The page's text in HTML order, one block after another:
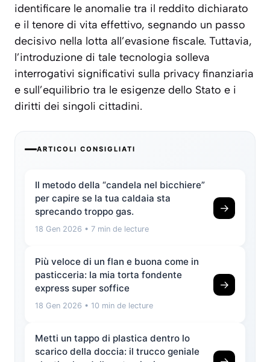
identificare le anomalie tra il reddito dichiarato
e il tenore di vita effettivo, segnando un passo
decisivo nella lotta all’evasione fiscale. Tuttavia,
l’introduzione di tale tecnologia solleva
interrogativi significativi sulla privacy finanziaria
e sull’equilibrio tra le esigenze dello Stato e i
diritti dei singoli cittadini.
ARTICOLI CONSIGLIATI
Il metodo della “candela nel bicchiere”
per capire se la tua caldaia sta
sprecando troppo gas.
18 Gen 2026 • 7 min de lecture
→
Più veloce di un flan e buona come in
pasticceria: la mia torta fondente
express super soffice
18 Gen 2026 • 10 min de lecture
→
Metti un tappo di plastica dentro lo
scarico della doccia: il trucco geniale